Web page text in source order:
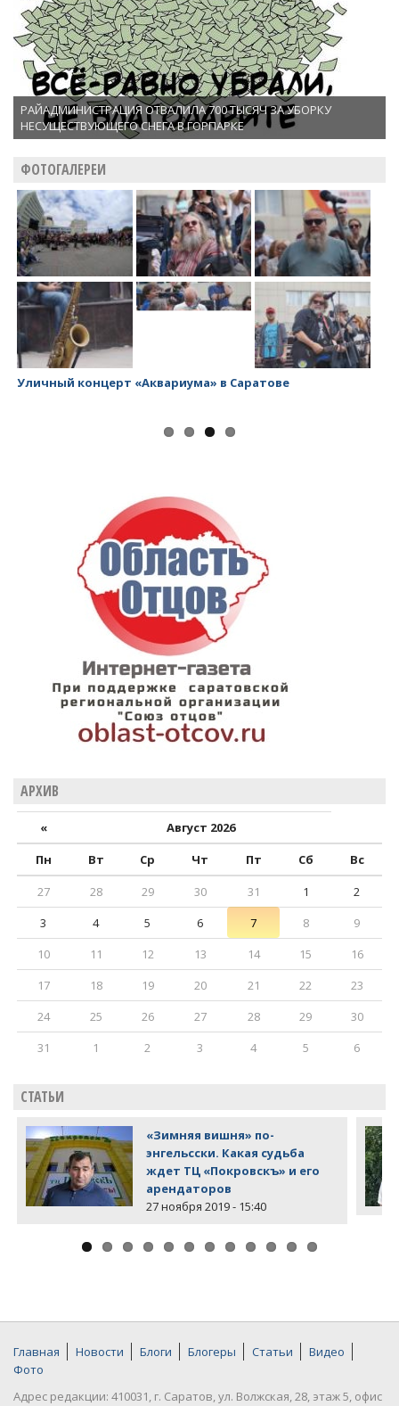
РАЙАДМИНИСТРАЦИЯ ОТВАЛИЛА 700 ТЫСЯЧ ЗА УБОРКУ
НЕСУЩЕСТВУЮЩЕГО СНЕГА В ГОРПАРКЕ
ФОТОГАЛЕРЕИ
Уличный концерт «Аквариума» в Саратове
АРХИВ
«
Август 2026
Пн
Вт Ср Чт Пт Сб
Вс
27
28 29 30 31 1
2
3
4 5 6 7 8
9
10
11 12 13 14 15
16
17
18 19 20 21 22
23
24
25 26 27 28 29
30
31
1 2 3 4 5 6
СТАТЬИ
«Зимняя вишня» по-
энгельсски. Какая судьба
ждет ТЦ «Покровскъ» и его
арендаторов
27 ноября 2019 - 15:40
Главная Новости Блоги Блогеры Статьи
Видео
Фото
Адрес редакции: 410031, г. Саратов, ул. Волжская, 28, этаж 5, офис